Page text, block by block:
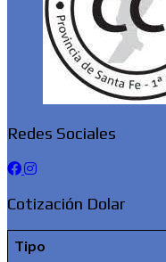
Redes Sociales
Cotización Dolar
Tipo